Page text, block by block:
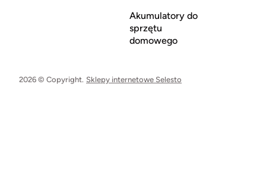
Akumulatory do
sprzętu
domowego
2026 © Copyright. Sklepy internetowe Selesto